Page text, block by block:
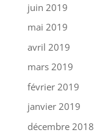
juin 2019
mai 2019
avril 2019
mars 2019
février 2019
janvier 2019
décembre 2018